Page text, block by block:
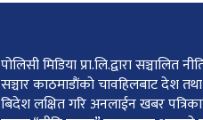
पोलिसी मिडिया प्रा.लि.द्वारा सञ्चालित
सञ्चार काठमाडाैंकाे चावहिलबाट देश तथा
बिदेश लक्षित गरि अनलाईन खबर